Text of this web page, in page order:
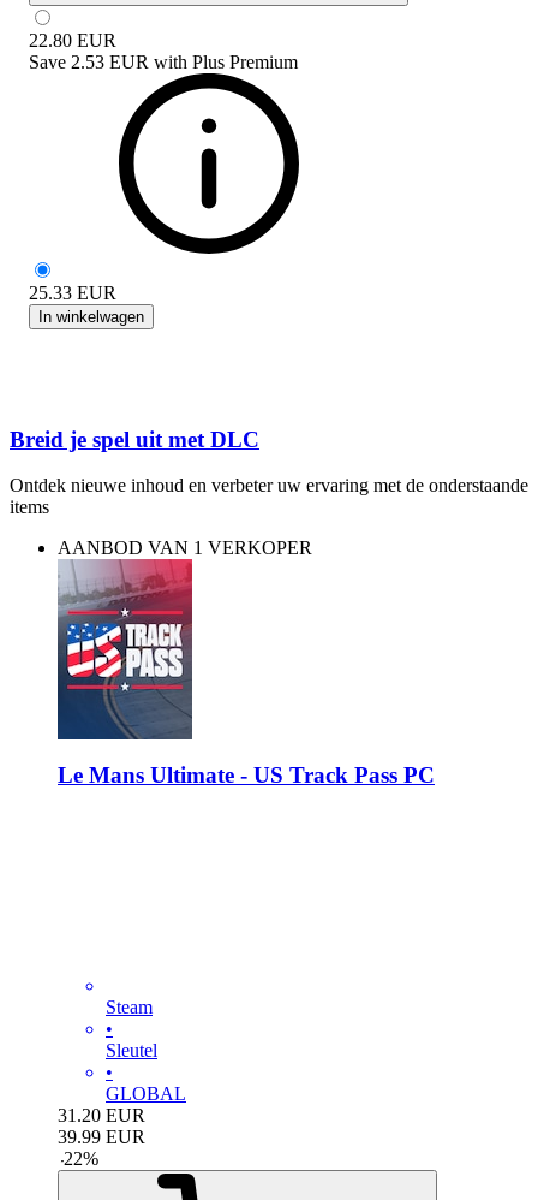
22.80 EUR
Save 2.53 EUR with Plus Premium
25.33 EUR
In winkelwagen
Breid je spel uit met DLC
Ontdek nieuwe inhoud en verbeter uw ervaring met de onderstaande
items
AANBOD VAN 1 VERKOPER
Le Mans Ultimate - US Track Pass PC
Steam
•
Sleutel
•
GLOBAL
31.20 EUR
39.99 EUR
-22%